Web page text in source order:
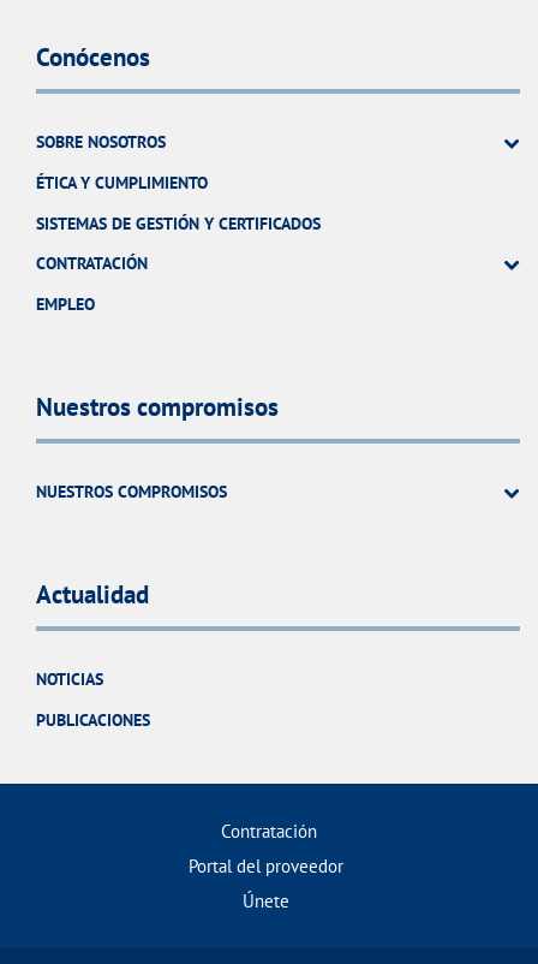
Conócenos
SOBRE NOSOTROS
ÉTICA Y CUMPLIMIENTO
SISTEMAS DE GESTIÓN Y CERTIFICADOS
CONTRATACIÓN
EMPLEO
Nuestros compromisos
NUESTROS COMPROMISOS
Actualidad
NOTICIAS
PUBLICACIONES
Contratación
Portal del proveedor
Únete